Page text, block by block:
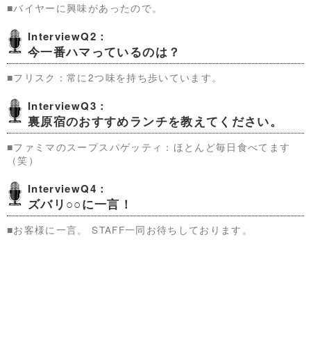
■バイヤーに興味があったので。
InterviewQ2：
今一番ハマっているのは？
■フリスク：常に2つ味を持ち歩いています。
InterviewQ3：
裏原宿のおすすめランチを教えてください。
■ファミマのスープスパゲッティ：ほとんど毎日食べてます
（笑）
InterviewQ4：
ズバリ○○に一言！
■お客様に一言。 STAFF一同お待ちしております。